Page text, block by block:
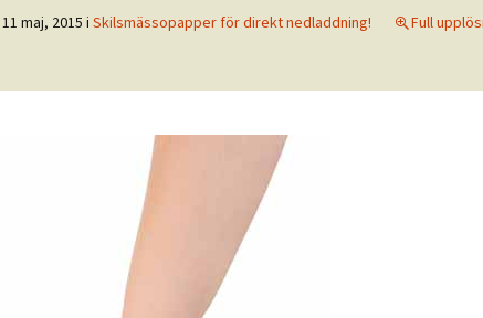
11 maj, 2015 i Skilsmässopapper för direkt nedladdning!
Full